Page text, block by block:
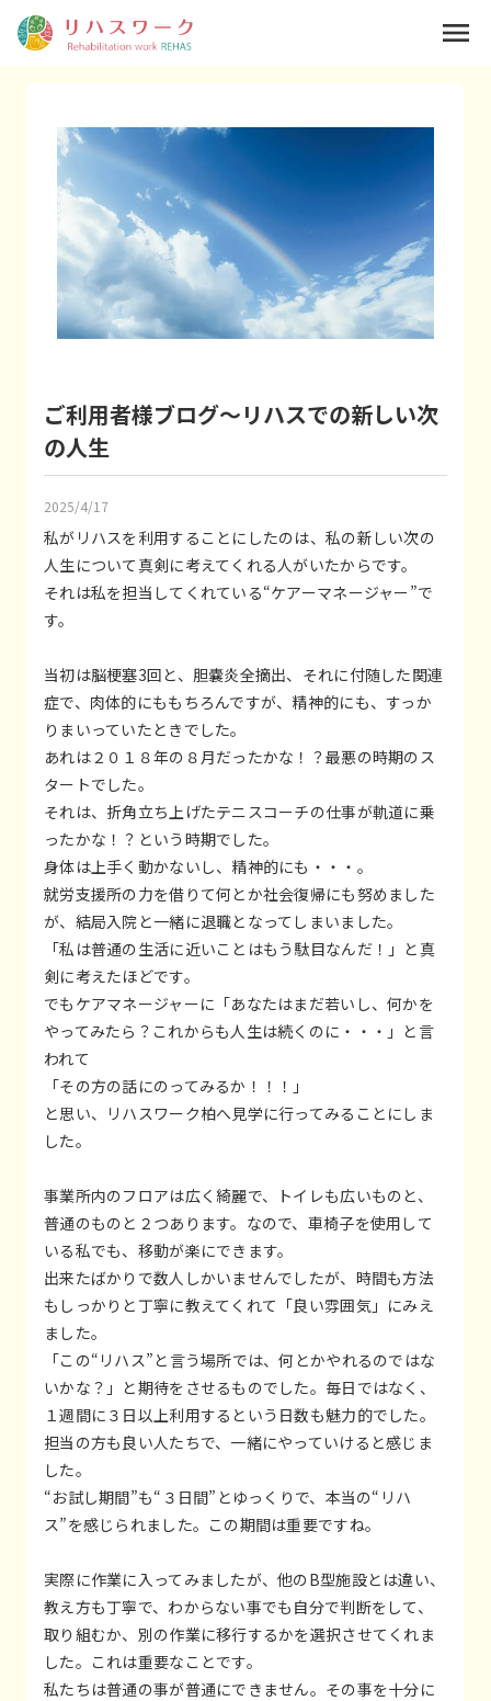
ご利用者様ブログ～リハスでの新しい次
の人生
2025/4/17
私がリハスを利用することにしたのは、私の新しい次の
人生について真剣に考えてくれる人がいたからです。
それは私を担当してくれている“ケアーマネージャー”で
す。
当初は脳梗塞3回と、胆嚢炎全摘出、それに付随した関連
症で、肉体的にももちろんですが、精神的にも、すっか
りまいっていたときでした。
あれは２０１８年の８月だったかな！？最悪の時期のス
タートでした。
それは、折角立ち上げたテニスコーチの仕事が軌道に乗
ったかな！？という時期でした。
身体は上手く動かないし、精神的にも・・・。
就労支援所の力を借りて何とか社会復帰にも努めました
が、結局入院と一緒に退職となってしまいました。
「私は普通の生活に近いことはもう駄目なんだ！」と真
剣に考えたほどです。
でもケアマネージャーに「あなたはまだ若いし、何かを
やってみたら？これからも人生は続くのに・・・」と言
われて
「その方の話にのってみるか！！！」
と思い、リハスワーク柏へ見学に行ってみることにしま
した。
事業所内のフロアは広く綺麗で、トイレも広いものと、
普通のものと２つあります。なので、車椅子を使用して
いる私でも、移動が楽にできます。
出来たばかりで数人しかいませんでしたが、時間も方法
もしっかりと丁寧に教えてくれて「良い雰囲気」にみえ
ました。
「この“リハス”と言う場所では、何とかやれるのではな
いかな？」と期待をさせるものでした。毎日ではなく、
１週間に３日以上利用するという日数も魅力的でした。
担当の方も良い人たちで、一緒にやっていけると感じま
した。
“お試し期間”も“３日間”とゆっくりで、本当の“リハ
ス”を感じられました。この期間は重要ですね。
実際に作業に入ってみましたが、他のB型施設とは違い、
教え方も丁寧で、わからない事でも自分で判断をして、
取り組むか、別の作業に移行するかを選択させてくれま
した。これは重要なことです。
私たちは普通の事が普通にできません。その事を十分に
menu